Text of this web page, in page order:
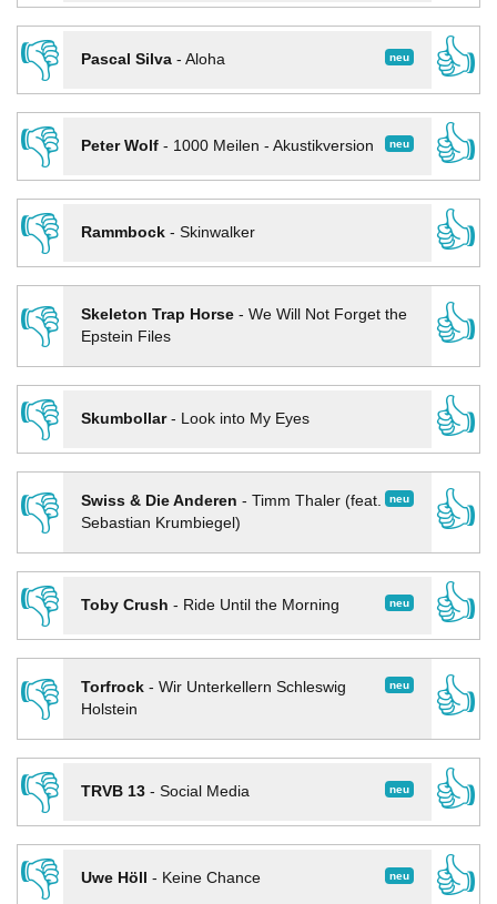
👎
neu
Pascal Silva- Aloha
👍
👎
neu
Peter Wolf- 1000 Meilen - Akustikversion
👍
👎
Rammbock- Skinwalker
👍
👎
Skeleton Trap Horse- We Will Not Forget the
Epstein Files
👍
👎
Skumbollar- Look into My Eyes
👍
👎
neu
Swiss & Die Anderen - Timm Thaler (feat.
Sebastian Krumbiegel)
👍
👎
neu
Toby Crush - Ride Until the Morning
👍
👎
neu
Torfrock- Wir Unterkellern Schleswig
Holstein
👍
👎
neu
TRVB 13- Social Media
👍
👎
neu
Uwe Höll - Keine Chance
👍